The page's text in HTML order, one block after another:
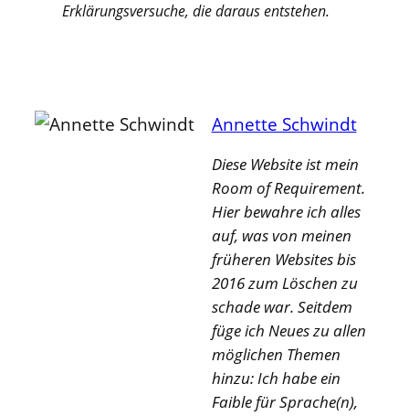
Erklärungsversuche, die daraus entstehen.
Annette Schwindt
Diese Website ist mein
Room of Requirement.
Hier bewahre ich alles
auf, was von meinen
früheren Websites bis
2016 zum Löschen zu
schade war. Seitdem
füge ich Neues zu allen
möglichen Themen
hinzu: Ich habe ein
Faible für Sprache(n),